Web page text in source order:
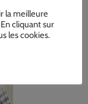
la meilleure
cliquant sur
les cookies.